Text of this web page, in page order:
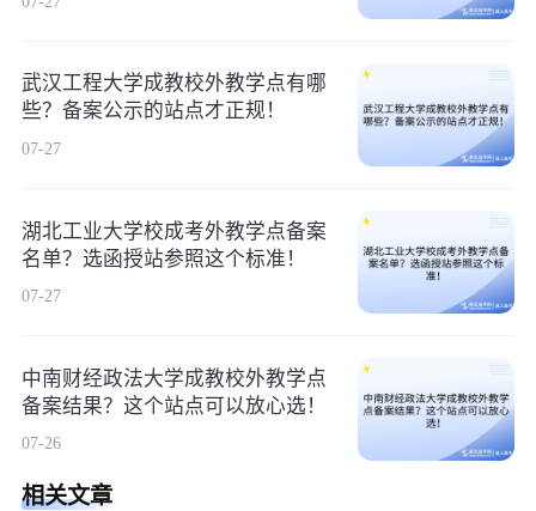
武汉工程大学成教校外教学点有哪
些？备案公示的站点才正规！
07-27
湖北工业大学校成考外教学点备案
名单？选函授站参照这个标准！
07-27
中南财经政法大学成教校外教学点
备案结果？这个站点可以放心选！
07-26
相关文章